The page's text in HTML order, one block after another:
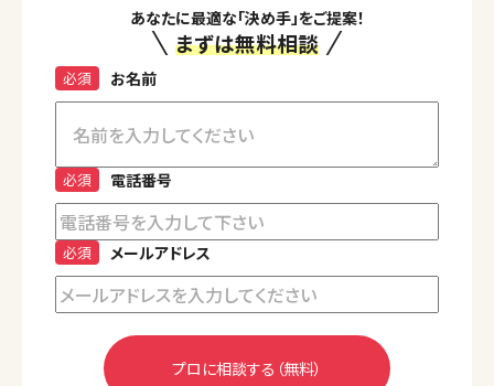
あなたに最適な「決め手」をご提案！
まずは無料相談
お名前
必須
電話番号
必須
メールアドレス
必須